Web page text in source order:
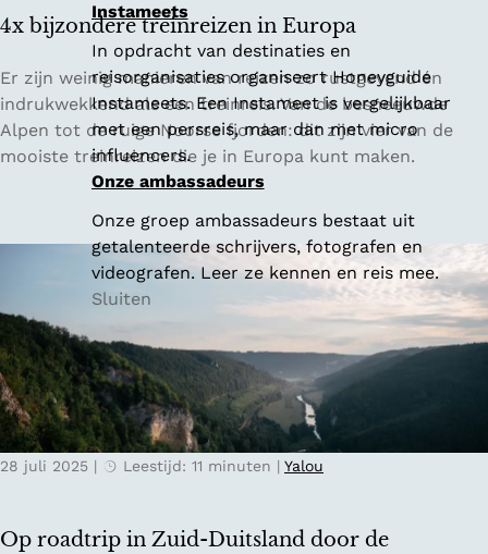
Instameets
In opdracht van destinaties en
reisorganisaties organiseert Honeyguide
Instameets. Een Instameet is vergelijkbaar
met een persreis, maar dan met micro
influencers.
Onze ambassadeurs
Onze groep ambassadeurs bestaat uit
getalenteerde schrijvers, fotografen en
videografen. Leer ze kennen en reis mee.
Sluiten
n
e
n
t
4x bijzondere treinreizen in Europa
4
x
b
i
e
r
e
t
r
i
e
Er zijn weinig manieren van reizen zo rustgevend én
indrukwekkend als een treinreis. Van de besneeuwde
Alpen tot de ruige Noorse fjorden: dit zijn vier van de
mooiste treinreizen die je in Europa kunt maken.
Op roadtrip in Zuid-Duitsland door de
28 juli 2025 | Leestijd: 11 minuten | Yalou